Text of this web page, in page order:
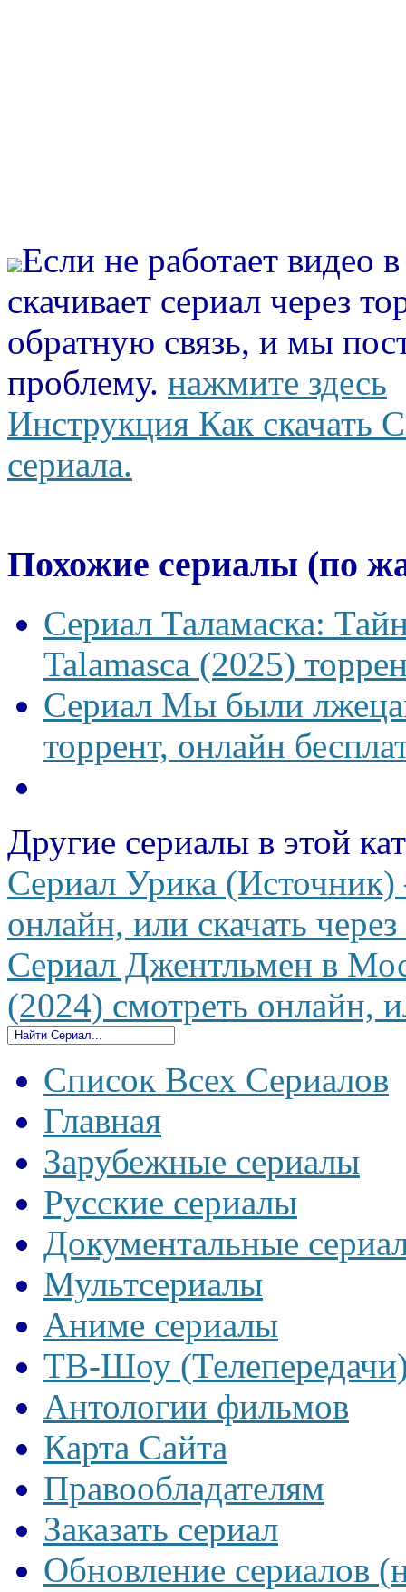
Если не работает видео
скачивает сериал через
обратную связь, и мы
проблему. нажмите здесь
Инструкция Как скачать
сериала.
Похожие сериалы (по
Сериал Таламаска:
Talamasca (2025)
Сериал Мы были
торрент, онлайн
Другие сериалы в этой
Сериал Урика
онлайн, или скачать
Сериал Джентльмен в
(2024) смотреть онлайн,
Список Всех Сериалов
Главная
Зарубежные сериалы
Русские сериалы
Документальные
Мультсериалы
Аниме сериалы
ТВ-Шоу
Антологии фильмов
Карта Сайта
Правообладателям
Заказать сериал
Обновление сериалов